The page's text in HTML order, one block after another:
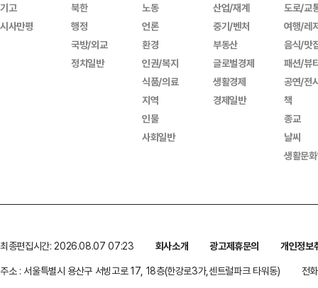
기고
시사만평
북한
행정
국방/외교
정치일반
노동
언론
환경
인권/복지
식품/의료
지역
인물
사회일반
산업/재계
중기/벤처
부동산
글로벌경제
생활경제
경제일반
도로/교
여행/레
음식/맛
패션/뷰
공연/전
책
종교
날씨
생활문
최종편집시간: 2026.08.07 07:23 회사소개 광고제휴문의
개인정보
주소 : 서울특별시 용산구 서빙고로 17, 18층(한강로3가,센트럴파크 타워동)
전